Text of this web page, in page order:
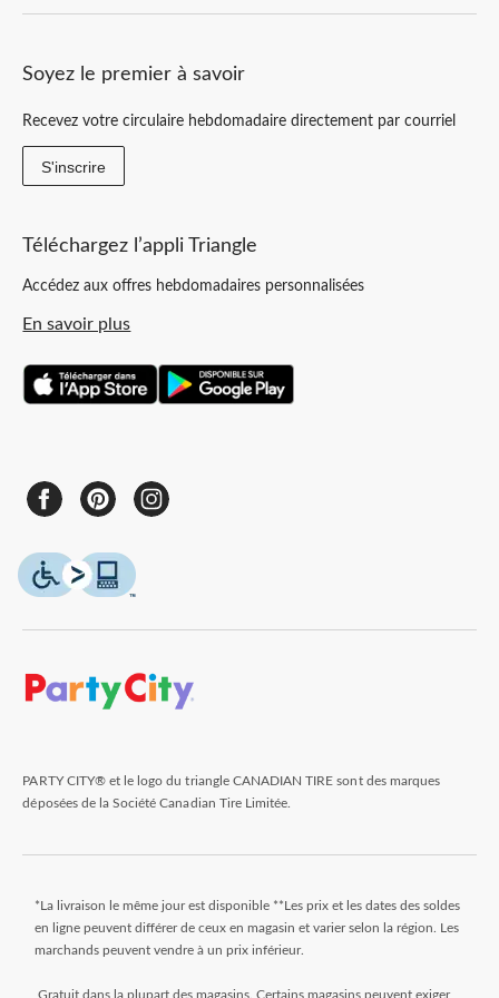
Soyez le premier à savoir
Recevez votre circulaire hebdomadaire directement par courriel
S'inscrire
Téléchargez l’appli Triangle
Accédez aux offres hebdomadaires personnalisées
En savoir plus
PARTY CITY® et le logo du triangle CANADIAN TIRE sont des marques
déposées de la Société Canadian Tire Limitée.
*La livraison le même jour est disponible **Les prix et les dates des soldes
en ligne peuvent différer de ceux en magasin et varier selon la région. Les
marchands peuvent vendre à un prix inférieur.
Gratuit dans la plupart des magasins. Certains magasins peuvent exiger